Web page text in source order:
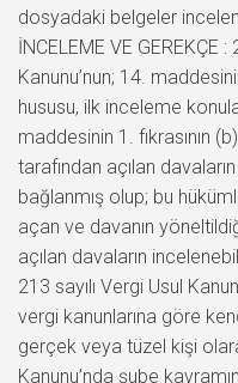
dosyadaki belgeler
İNCELEME VE GEREKÇE :
Kanunu’nun; 14.
hususu, ilk inceleme
maddesinin 1. fıkrasının
tarafından açılan
bağlanmış olup; bu
açan ve davanın
açılan davaların
213 sayılı Vergi Usul
vergi kanunlarına göre
gerçek veya tüzel kişi
Kanunu’nda şube